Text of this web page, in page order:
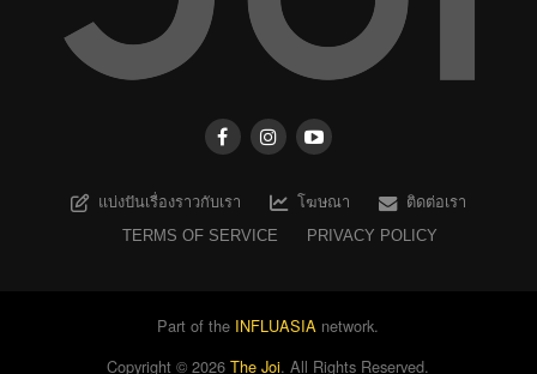
แบ่งปันเรื่องราวกับเรา โฆษณา
ติดต่อเรา
TERMS OF SERVICE
PRIVACY POLICY
Part of the INFLUASIA network.
Copyright ©2026 The Joi. All Rights Reserved.